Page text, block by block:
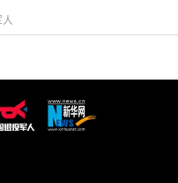
人